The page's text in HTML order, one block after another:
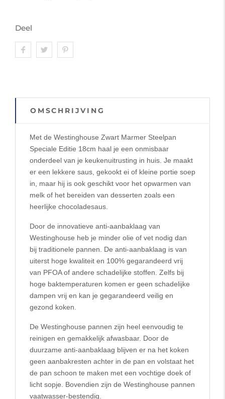
Deel
OMSCHRIJVING
Met de Westinghouse Zwart Marmer Steelpan
Speciale Editie 18cm haal je een onmisbaar
onderdeel van je keukenuitrusting in huis. Je maakt
er een lekkere saus, gekookt ei of kleine portie soep
in, maar hij is ook geschikt voor het opwarmen van
melk of het bereiden van desserten zoals een
heerlijke chocoladesaus.
Door de innovatieve anti-aanbaklaag van
Westinghouse heb je minder olie of vet nodig dan
bij traditionele pannen. De anti-aanbaklaag is van
uiterst hoge kwaliteit en 100% gegarandeerd vrij
van PFOA of andere schadelijke stoffen. Zelfs bij
hoge baktemperaturen komen er geen schadelijke
dampen vrij en kan je gegarandeerd veilig en
gezond koken.
De Westinghouse pannen zijn heel eenvoudig te
reinigen en gemakkelijk afwasbaar. Door de
duurzame anti-aanbaklaag blijven er na het koken
geen aanbakresten achter in de pan en volstaat het
de pan schoon te maken met een vochtige doek of
licht sopje. Bovendien zijn de Westinghouse pannen
vaatwasser-bestendig.